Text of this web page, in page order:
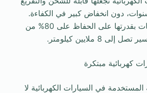
تصل إلى 6 سنوات، دون انخفاض كبير في الكفاءة.
وتتميز هذه البطاريات بقدرتها على الحفاظ على 80% من
8 ملايين كيلومتر.
كهربائية مبتكرة
المستخدمة في السيارات الكهربائية لا